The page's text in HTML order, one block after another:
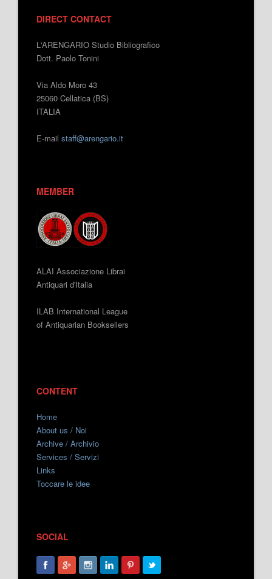
DIRECT CONTACT
L'ARENGARIO Studio Bibliografico
Dott. Paolo Tonini
Via Aldo Moro 43
25060 Cellatica (BS)
ITALIA
E-mail staff@arengario.it
MEMBER
ALAI Associazione Librai
Antiquari d'Italia
ILAB International League
of Antiquarian Booksellers
CONTENT
Home
About us / Noi
Archive / Archivio
Services / Servizi
Links
Toccare le idee
SOCIAL